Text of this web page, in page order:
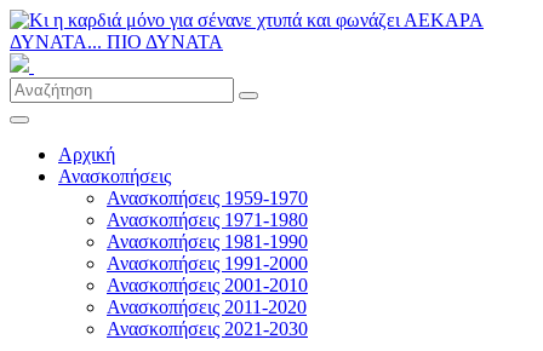
Αρχική
Ανασκοπήσεις
Ανασκοπήσεις 1959-1970
Ανασκοπήσεις 1971-1980
Ανασκοπήσεις 1981-1990
Ανασκοπήσεις 1991-2000
Ανασκοπήσεις 2001-2010
Ανασκοπήσεις 2011-2020
Ανασκοπήσεις 2021-2030